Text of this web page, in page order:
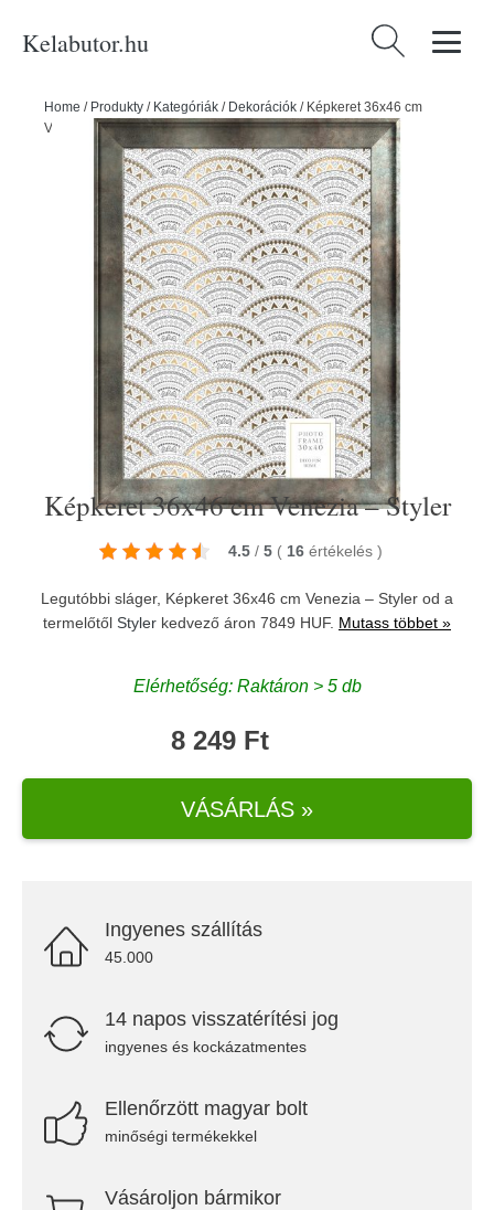
Kelabutor.hu Keresés:
Home / Produkty / Kategóriák / Dekorációk / Képkeret 36x46 cm
Venezia – Styler
Képkeret 36x46 cm Venezia – Styler
4.5 / 5 ( 16 értékelés )
Legutóbbi sláger, Képkeret 36x46 cm Venezia – Styler od a
termelőtől Styler kedvező áron 7849 HUF. Mutass többet »
Elérhetőség: Raktáron > 5 db
8 249 Ft
VÁSÁRLÁS »
Ingyenes szállítás
45.000
14 napos visszatérítési jog
ingyenes és kockázatmentes
Ellenőrzött magyar bolt
minőségi termékekkel
Vásároljon bármikor